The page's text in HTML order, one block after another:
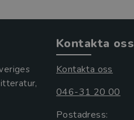
Kontakta oss
Kontakta oss
046-31 20 00
Postadress: